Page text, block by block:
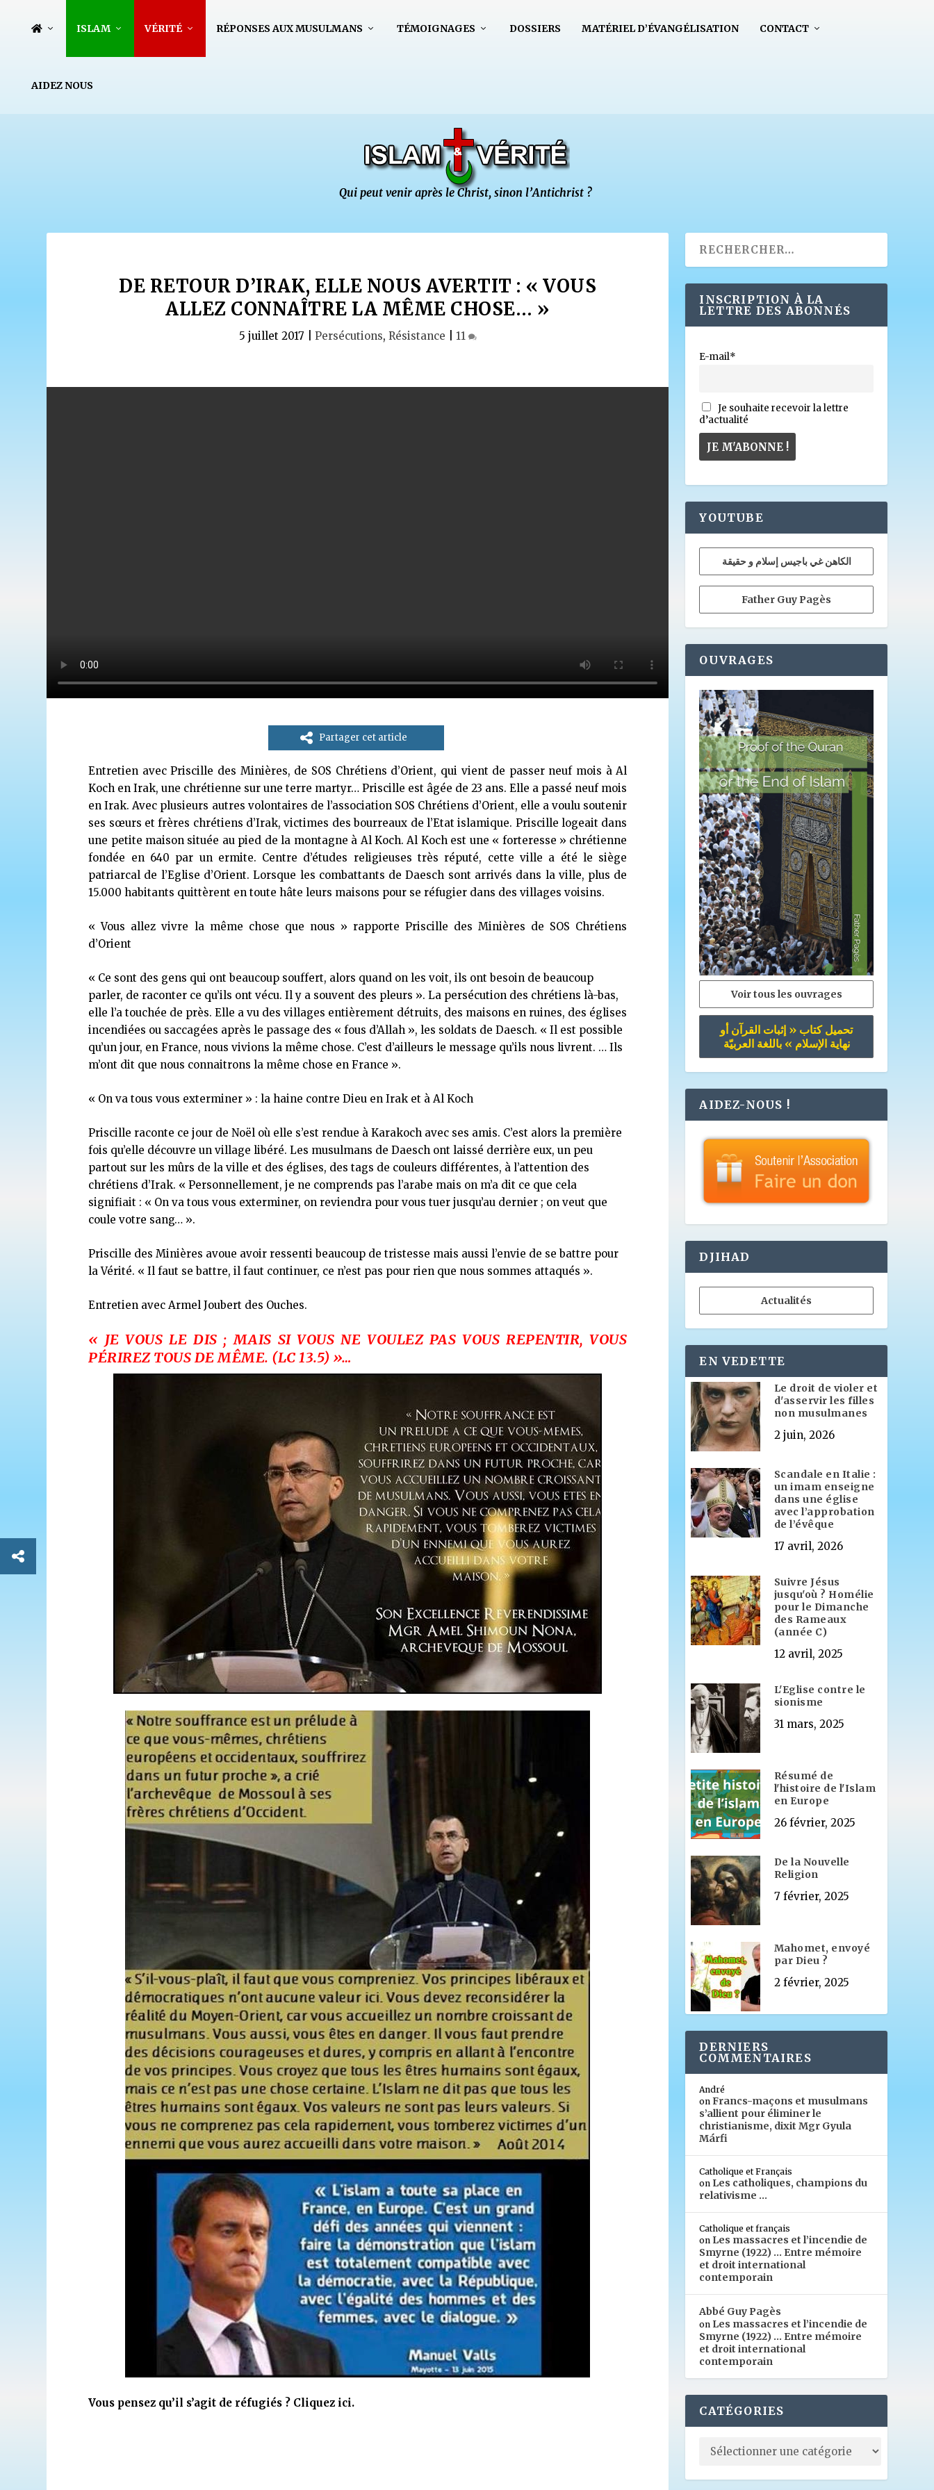
ISLAM VÉRITÉ RÉPONSES AUX MUSULMANS TÉMOIGNAGES DOSSIERS MATÉRIEL D’ÉVANGÉLISATION CONTACT
AIDEZ NOUS
DE RETOUR D’IRAK, ELLE NOUS AVERTIT : « VOUS
ALLEZ CONNAÎTRE LA MÊME CHOSE… »
5 juillet 2017 Persécutions, Résistance 11
Partager cet article
Entretien avec Priscille des Minières, de SOS Chrétiens d’Orient, qui vient de passer neuf mois à Al
Koch en Irak, une chrétienne sur une terre martyr… Priscille est âgée de 23 ans. Elle a passé neuf mois
en Irak. Avec plusieurs autres volontaires de l’association SOS Chrétiens d’Orient, elle a voulu soutenir
ses sœurs et frères chrétiens d’Irak, victimes des bourreaux de l’Etat islamique. Priscille logeait dans
une petite maison située au pied de la montagne à Al Koch. Al Koch est une « forteresse » chrétienne
fondée en 640 par un ermite. Centre d’études religieuses très réputé, cette ville a été le siège
patriarcal de l’Eglise d’Orient. Lorsque les combattants de Daesch sont arrivés dans la ville, plus de
15.000 habitants quittèrent en toute hâte leurs maisons pour se réfugier dans des villages voisins.
« Vous allez vivre la même chose que nous » rapporte Priscille des Minières de SOS Chrétiens
d’Orient
« Ce sont des gens qui ont beaucoup souffert, alors quand on les voit, ils ont besoin de beaucoup
parler, de raconter ce qu’ils ont vécu. Il y a souvent des pleurs ». La persécution des chrétiens là-bas,
elle l’a touchée de près. Elle a vu des villages entièrement détruits, des maisons en ruines, des églises
incendiées ou saccagées après le passage des « fous d’Allah », les soldats de Daesch. « Il est possible
qu’un jour, en France, nous vivions la même chose. C’est d’ailleurs le message qu’ils nous livrent. … Ils
m’ont dit que nous connaitrons la même chose en France ».
« On va tous vous exterminer » : la haine contre Dieu en Irak et à Al Koch
Priscille raconte ce jour de Noël où elle s’est rendue à Karakoch avec ses amis. C’est alors la première
fois qu’elle découvre un village libéré. Les musulmans de Daesch ont laissé derrière eux, un peu
partout sur les mûrs de la ville et des églises, des tags de couleurs différentes, à l’attention des
chrétiens d’Irak. « Personnellement, je ne comprends pas l’arabe mais on m’a dit ce que cela
signifiait : « On va tous vous exterminer, on reviendra pour vous tuer jusqu’au dernier ; on veut que
coule votre sang… ».
Priscille des Minières avoue avoir ressenti beaucoup de tristesse mais aussi l’envie de se battre pour
la Vérité. « Il faut se battre, il faut continuer, ce n’est pas pour rien que nous sommes attaqués ».
Entretien avec Armel Joubert des Ouches.
« JE VOUS LE DIS ; MAIS SI VOUS NE VOULEZ PAS VOUS REPENTIR, VOUS
PÉRIREZ TOUS DE MÊME. (LC 13.5) »…
Vous pensez qu’il s’agit de réfugiés ? Cliquez ici.
INSCRIPTION À LA
LETTRE DES ABONNÉS
E-mail*
Je souhaite recevoir la lettre
d’actualité
YOUTUBE
الكاهن غي باجيس إسلام و حقيقة
Father Guy Pagès
OUVRAGES
Voir tous les ouvrages
تحميل كتاب « إثبات القرآن أو
نهاية الإسلام » باللغة العربيّة
AIDEZ-NOUS !
DJIHAD
Actualités
EN VEDETTE
Le droit de violer et
d'asservir les filles
non musulmanes
2 juin, 2026
Scandale en Italie :
un imam enseigne
dans une église
avec l’approbation
de l’évêque
17 avril, 2026
Suivre Jésus
jusqu'où ? Homélie
pour le Dimanche
des Rameaux
(année C)
12 avril, 2025
L'Eglise contre le
sionisme
31 mars, 2025
Résumé de
l'histoire de l'Islam
en Europe
26 février, 2025
De la Nouvelle
Religion
7 février, 2025
Mahomet, envoyé
par Dieu ?
2 février, 2025
DERNIERS
COMMENTAIRES
André
onFrancs-maçons et musulmans
s’allient pour éliminer le
christianisme, dixit Mgr Gyula
Márfi
Catholique et Français
on Les catholiques, champions du
relativisme …
Catholique et français
on Les massacres et l’incendie de
Smyrne (1922) … Entre mémoire
et droit international
contemporain
Abbé Guy Pagès
on Les massacres et l’incendie de
Smyrne (1922) … Entre mémoire
et droit international
contemporain
CATÉGORIES